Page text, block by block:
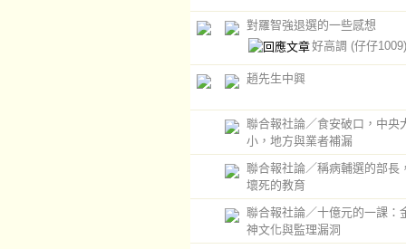
對羅智強退選的一些感想
好高調 (仔仔1009)
趙先生中興
聯合報社論／食安破口，中央
小，地方與業者補漏
聯合報社論／稱病輔選的部長
壞死的教育
聯合報社論／十億元的一課：
神文化與監理漏洞